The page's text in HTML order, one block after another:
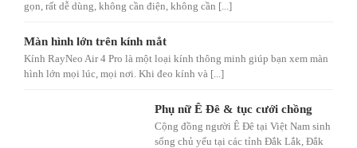
gọn, rất dễ dùng, không cần điện, không cần [...]
Màn hình lớn trên kính mắt
Kính RayNeo Air 4 Pro là một loại kính thông minh giúp bạn xem màn
hình lớn mọi lúc, mọi nơi. Khi đeo kính và [...]
Phụ nữ Ê Đê & tục cưới chồng
Cộng đồng người Ê Đê tại Việt Nam sinh
sống chủ yếu tại các tỉnh Đắk Lắk, Đắk